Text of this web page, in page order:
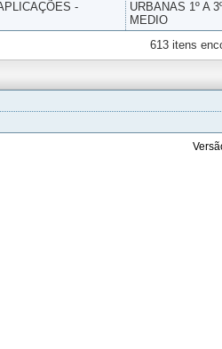
-
URBANAS 1º A
MEDIO
613 itens